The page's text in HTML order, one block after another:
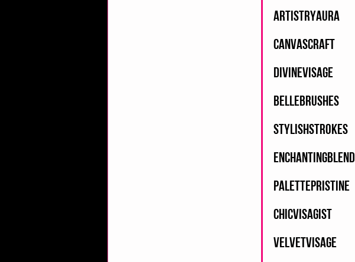
ArtistryAura
CanvasCraft
DivineVisage
BelleBrushes
StylishStrokes
EnchantingBlend
PalettePristine
ChicVisagist
VelvetVisage